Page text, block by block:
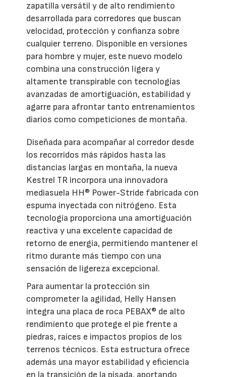
zapatilla versátil y de alto rendimiento
desarrollada para corredores que buscan
velocidad, protección y confianza sobre
cualquier terreno. Disponible en versiones
para hombre y mujer, este nuevo modelo
combina una construcción ligera y
altamente transpirable con tecnologías
avanzadas de amortiguación, estabilidad y
agarre para afrontar tanto entrenamientos
diarios como competiciones de montaña.
Diseñada para acompañar al corredor desde
los recorridos más rápidos hasta las
distancias largas en montaña, la nueva
Kestrel TR incorpora una innovadora
mediasuela HH® Power-Stride fabricada con
espuma inyectada con nitrógeno. Esta
tecnología proporciona una amortiguación
reactiva y una excelente capacidad de
retorno de energía, permitiendo mantener el
ritmo durante más tiempo con una
sensación de ligereza excepcional.
Para aumentar la protección sin
comprometer la agilidad, Helly Hansen
integra una placa de roca PEBAX® de alto
rendimiento que protege el pie frente a
piedras, raíces e impactos propios de los
terrenos técnicos. Esta estructura ofrece
además una mayor estabilidad y eficiencia